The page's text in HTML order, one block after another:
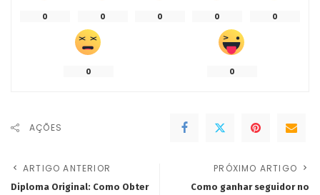
0 0 0 0 0
0 0
AÇÕES
ARTIGO ANTERIOR
Diploma Original: Como Obter
PRÓXIMO ARTIGO
Como ganhar seguidor no